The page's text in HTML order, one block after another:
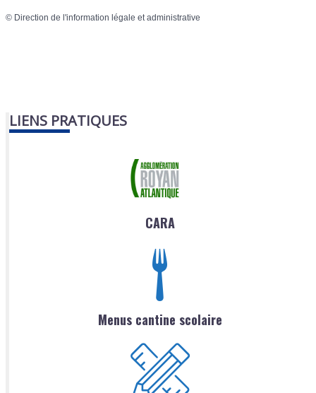
© Direction de l'information légale et administrative
LIENS PRATIQUES
CARA
Menus cantine scolaire